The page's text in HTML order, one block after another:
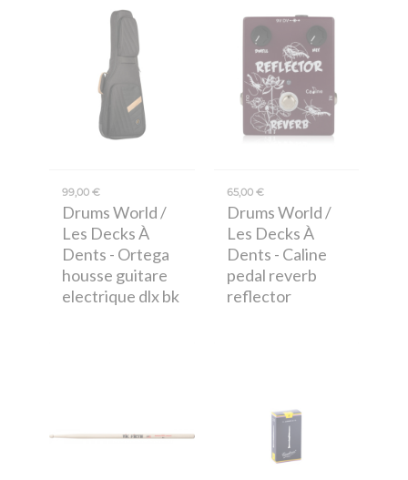
99,00 €
Drums World /
Les Decks À
Dents - Ortega
housse guitare
electrique dlx bk
65,00 €
Drums World /
Les Decks À
Dents - Caline
pedal reverb
reflector